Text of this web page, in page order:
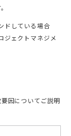
ドしている場合
ジェクトマネジメ
因についてご説明